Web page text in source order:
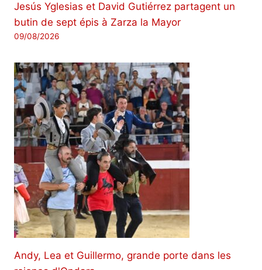
Jesús Yglesias et David Gutiérrez partagent un
butin de sept épis à Zarza la Mayor
09/08/2026
Andy, Lea et Guillermo, grande porte dans les